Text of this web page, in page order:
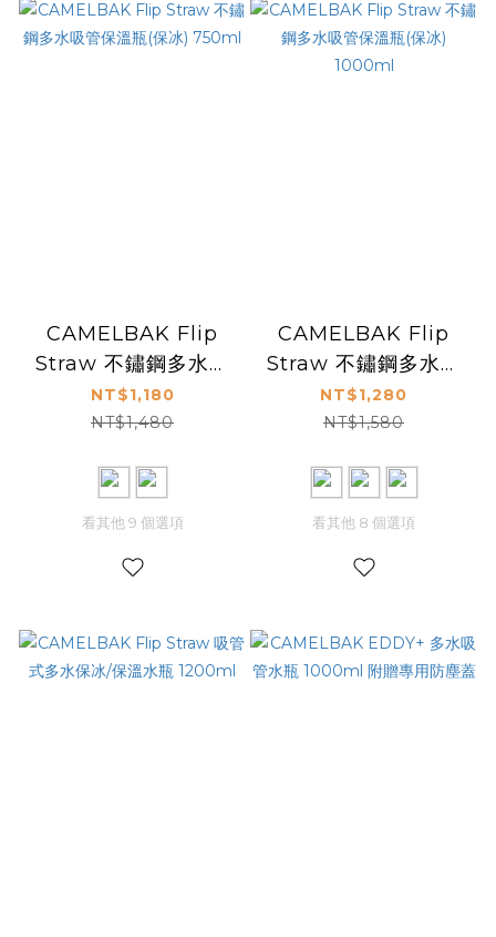
CAMELBAK Flip
Straw 不鏽鋼多水吸
管保溫瓶(保冰)
750ml
NT$1,180
NT$1,480
看其他 9 個選項
CAMELBAK Flip
Straw 不鏽鋼多水吸
管保溫瓶(保冰)
1000ml
NT$1,280
NT$1,580
看其他 8 個選項